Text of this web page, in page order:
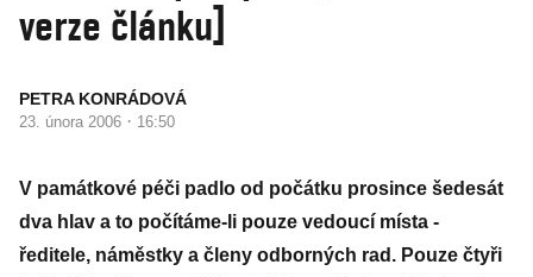
verze článku]
PETRA KONRÁDOVÁ
23. února 2006 · 16:50
V památkové péči padlo od počátku prosince šedesát
dva hlav a to počítáme-li pouze vedoucí místa -
ředitele, náměstky a členy odborných rad. Pouze čtyři